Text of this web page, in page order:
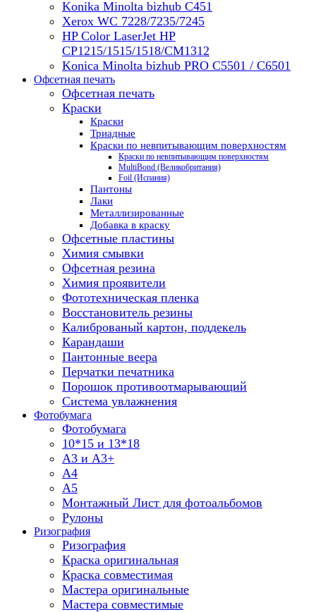
Konika Minolta bizhub C451
Xerox WC 7228/7235/7245
HP Color LaserJet HP
CP1215/1515/1518/CM1312
Konica Minolta bizhub PRO С5501 / С6501
Офсетная печать
Офсетная печать
Краски
Краски
Триадные
Краски по невпитывающим поверхностям
Краски по невпитывающим поверхностям
MultiBond (Великобритания)
Foil (Испания)
Пантоны
Лаки
Металлизированные
Добавка в краску
Офсетные пластины
Химия смывки
Офсетная резина
Химия проявители
Фототехническая пленка
Восстановитель резины
Калиброваный картон, поддекель
Карандаши
Пантонные веера
Перчатки печатника
Порошок противоотмарывающий
Система увлажнения
Фотобумага
Фотобумага
10*15 и 13*18
A3 и А3+
А4
А5
Монтажный Лист для фотоальбомов
Рулоны
Ризография
Ризография
Краска оригинальная
Краска совместимая
Мастера оригинальные
Мастера совместимые